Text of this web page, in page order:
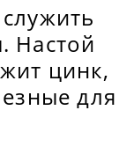
Настой
цинк,
для